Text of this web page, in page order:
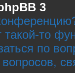
3
такой-то
по